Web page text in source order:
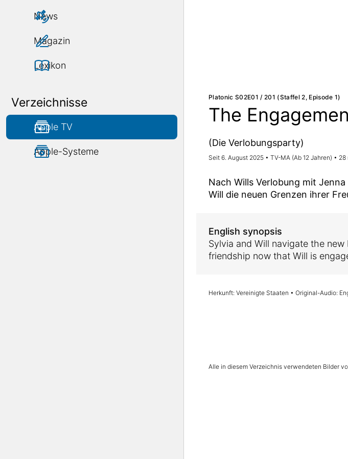
News
Magazin
Lexikon
Verzeichnisse
Apple TV
Apple-Systeme
Platonic S02E01 / 201 (Staffel 2, Episode 1)
The
(Die Verlobungsparty)
Seit 6. August 2025 • TV-MA (Ab 12 Jahren) • 28
Nach Wills Verlobung mit
Will die neuen Grenzen ihrer
English synopsis
Sylvia and Will navigate the
friendship now that Will is
Herkunft: Vereinigte Staaten • Original-Audio:
Alle in diesem Verzeichnis verwendeten Bilder